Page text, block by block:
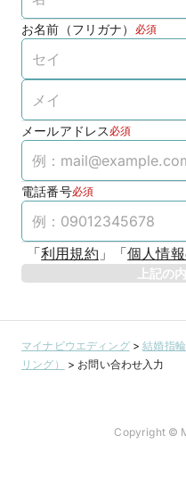
お名前（フリガナ） 必須
メールアドレス 必須
電話番号必須
「利用規約 」 「個人情
上記の
マイナビウエディング>結婚指
リング）
> お問い合わせ入力
Copyright ©